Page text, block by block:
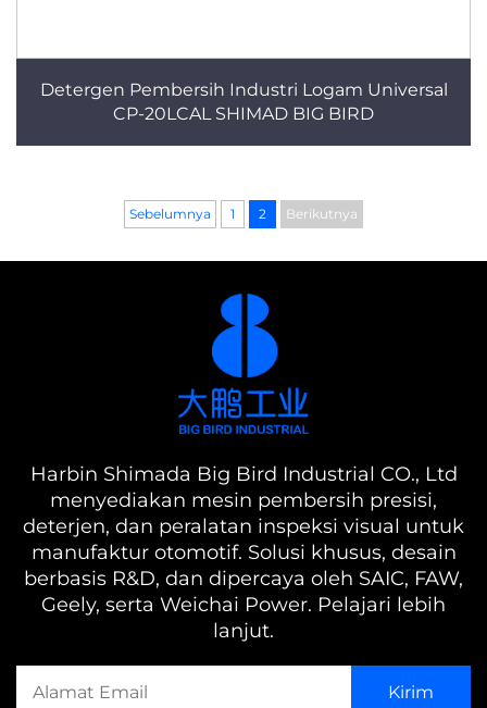
Detergen Pembersih Industri Logam Universal
CP-20LCAL SHIMAD BIG BIRD
Sebelumnya 1 2 Berikutnya
Harbin Shimada Big Bird Industrial CO., Ltd
menyediakan mesin pembersih presisi,
deterjen, dan peralatan inspeksi visual untuk
manufaktur otomotif. Solusi khusus, desain
berbasis R&D, dan dipercaya oleh SAIC, FAW,
Geely, serta Weichai Power. Pelajari lebih
lanjut.